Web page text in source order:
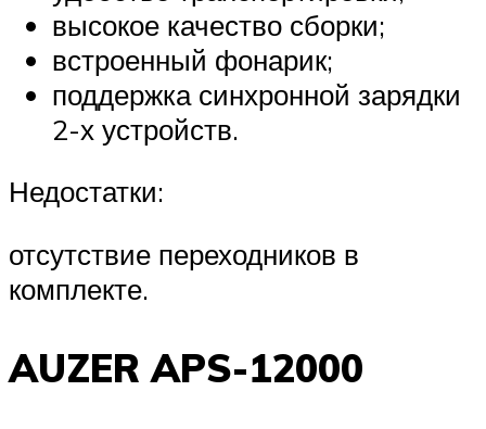
высокое качество сборки;
встроенный фонарик;
поддержка синхронной зарядки
2-х устройств.
Недостатки:
отсутствие переходников в
комплекте.
AUZER APS-12000